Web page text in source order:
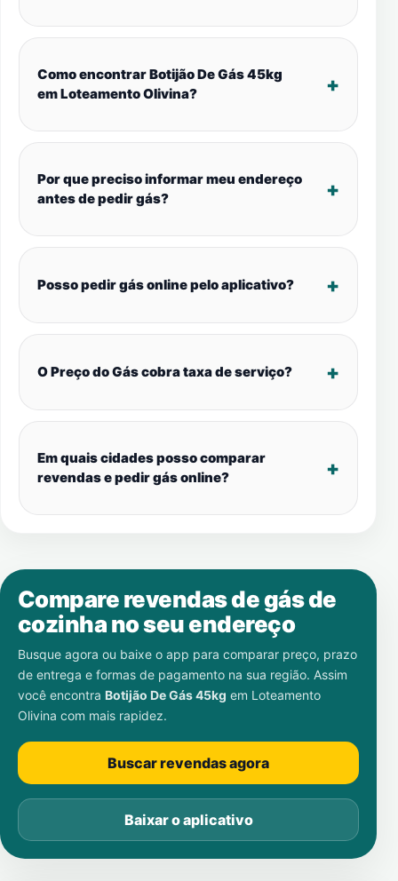
Como encontrar Botijão De Gás 45kg
em Loteamento Olivina?
Por que preciso informar meu endereço
antes de pedir gás?
Posso pedir gás online pelo aplicativo?
O Preço do Gás cobra taxa de serviço?
Em quais cidades posso comparar
revendas e pedir gás online?
Compare revendas de gás de
cozinha no seu endereço
Busque agora ou baixe o app para comparar preço, prazo
de entrega e formas de pagamento na sua região. Assim
você encontra Botijão De Gás 45kg em Loteamento
Olivina com mais rapidez.
Buscar revendas agora
Baixar o aplicativo